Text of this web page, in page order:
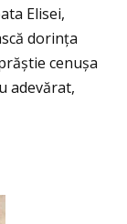
Elisei,
dorinţa
cenușa
adevărat,